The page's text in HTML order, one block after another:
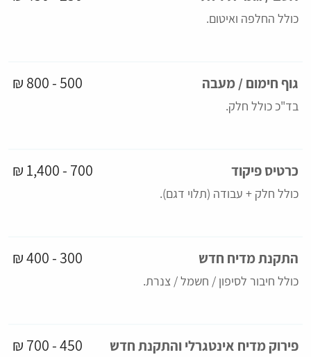
כולל החלפה ואיטום.
גוף חימום / מעבה
בד"כ כולל חלק.
500 - 800 ₪
כרטיס פיקוד
כולל חלק + עבודה (תלוי דגם).
700 - 1,400 ₪
התקנת מדיח חדש
כולל חיבור לסיפון / חשמל / צנרת.
300 - 400 ₪
פירוק מדיח אינטגרלי והתקנת חדש 450 - 700 ₪